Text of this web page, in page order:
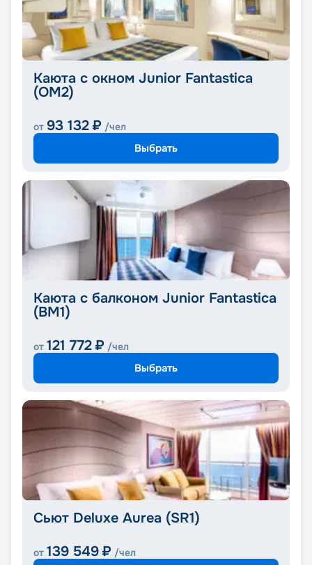
Каюта с окном Junior Fantastica
(OM2)
от 93 132 ₽ /чел
Выбрать
Каюта с балконом Junior Fantastica
(BM1)
от 121 772 ₽ /чел
Выбрать
Сьют Deluxe Aurea (SR1)
от 139 549 ₽ /чел